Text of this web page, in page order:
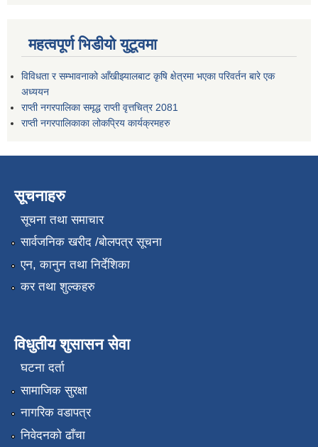
महत्वपूर्ण भिडीयो युटूवमा
विविधता र सम्भावनाको आँखीझ्यालबाट कृषि क्षेत्रमा भएका परिवर्तन बारे एक
अध्ययन
राप्ती नगरपालिका समृद्ध राप्ती वृत्तचित्र 2081
राप्ती नगरपालिकाका लोकप्रिय कार्यक्रमहरु
सूचनाहरु
सूचना तथा समाचार
सार्वजनिक खरीद /बोलपत्र सूचना
एन, कानुन तथा निर्देशिका
कर तथा शुल्कहरु
विधुतीय शुसासन सेवा
घटना दर्ता
सामाजिक सुरक्षा
नागरिक वडापत्र
निवेदनको ढाँचा